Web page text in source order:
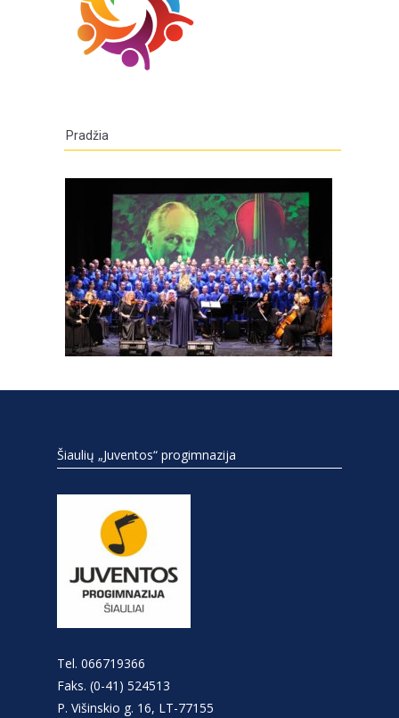
Pradžia
Šiaulių „Juventos“ progimnazija
Tel. 066719366
Faks. (0-41) 524513
P. Višinskio g. 16, LT-77155